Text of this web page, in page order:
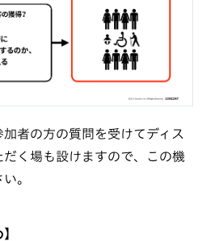
者の方の質問を受けてディス
く場も設けますので、この機
。